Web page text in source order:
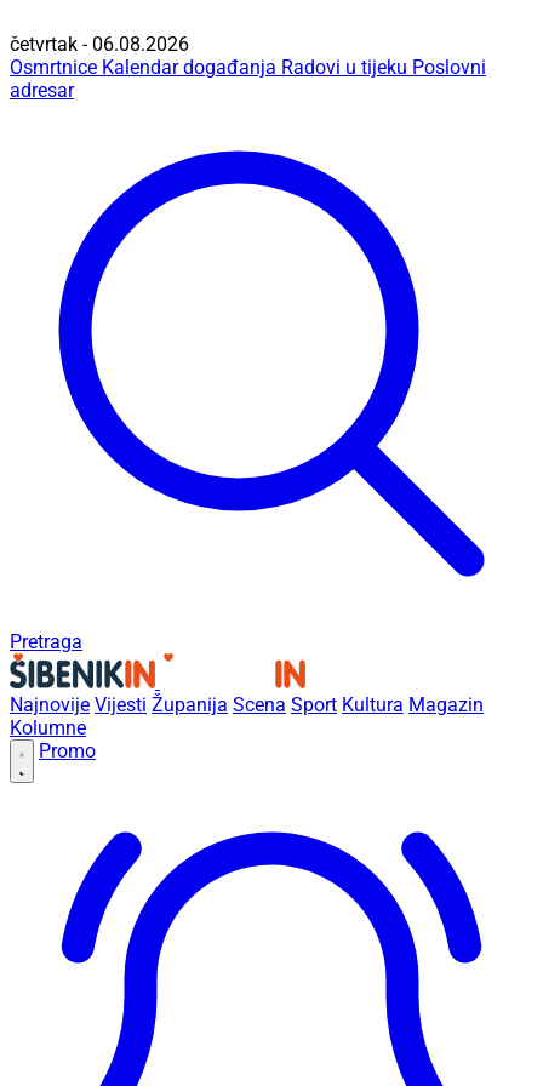
četvrtak - 06.08.2026
Osmrtnice Kalendar događanja Radovi u tijeku Poslovni
adresar
Pretraga
Najnovije Vijesti Županija Scena Sport Kultura Magazin
Kolumne
Promo